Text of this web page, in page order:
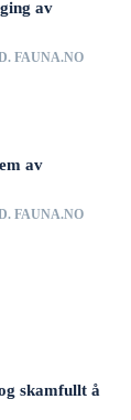
av
FAUNA.NO
av
FAUNA.NO
skamfullt å